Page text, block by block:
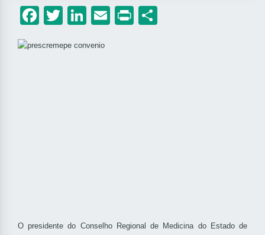
Facebook
Twitter
LinkedIn
Email
Print
O presidente do Conselho Regional de Medicina do Estado de